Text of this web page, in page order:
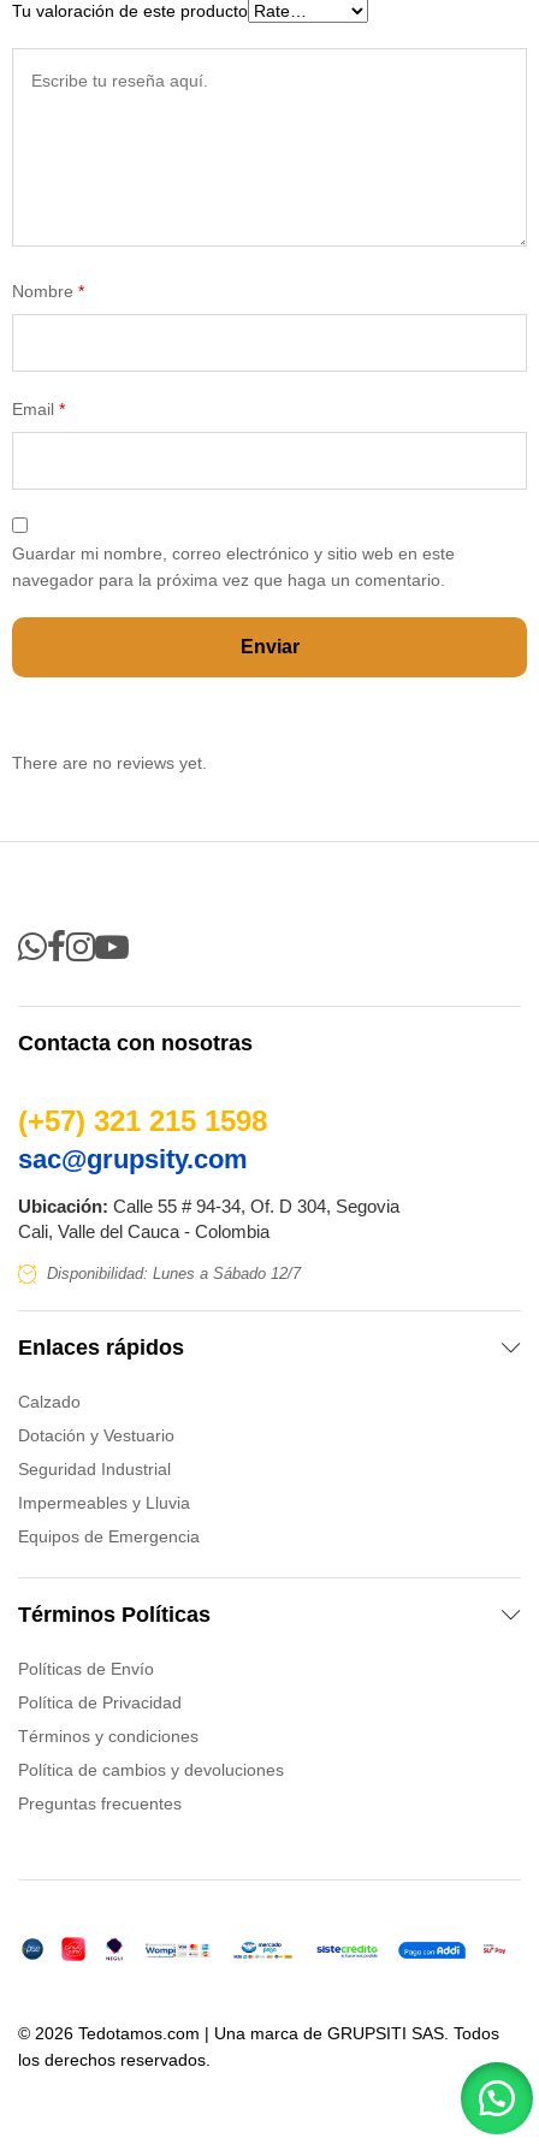
Tu valoración de este producto
Nombre *
Email *
Guardar mi nombre, correo electrónico y sitio web en este
navegador para la próxima vez que haga un comentario.
There are no reviews yet.
Contacta con nosotras
(+57) 321 215 1598
sac@grupsity.com
Ubicación: Calle 55 # 94-34, Of. D 304, Segovia
Cali, Valle del Cauca - Colombia
Disponibilidad: Lunes a Sábado 12/7
Enlaces rápidos
Calzado
Dotación y Vestuario
Seguridad Industrial
Impermeables y Lluvia
Equipos de Emergencia
Términos Políticas
Políticas de Envío
Política de Privacidad
Términos y condiciones
Política de cambios y devoluciones
Preguntas frecuentes
© 2026 Tedotamos.com | Una marca de GRUPSITI SAS. Todos
los derechos reservados.